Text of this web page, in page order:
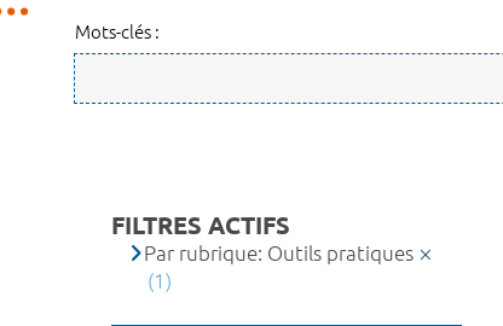
Mots-clés :
FILTRES ACTIFS
Par rubrique: Outils pratiques
(1)